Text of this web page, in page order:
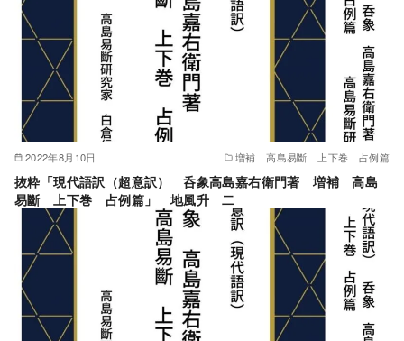
2022年8月10日 増補 高島易斷 上下巻 占例篇
抜粋「現代語訳（超意訳） 呑象高島嘉右衛門著 増補 高島
易斷 上下巻 占例篇」 地風升 二